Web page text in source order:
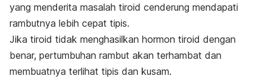
yang menderita masalah tiroid cenderung mendapati
rambutnya lebih cepat tipis.
Jika tiroid tidak menghasilkan hormon tiroid dengan
benar, pertumbuhan rambut akan terhambat dan
membuatnya terlihat tipis dan kusam.